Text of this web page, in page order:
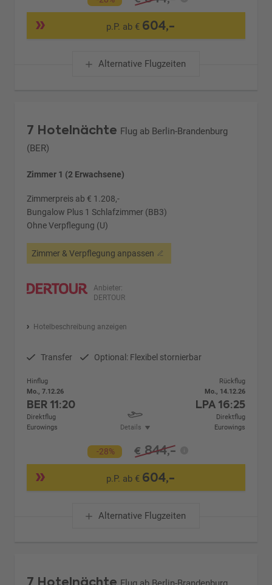
p.P. ab € 604,-
Alternative Flugzeiten
7 Hotelnächte Flug ab Berlin-Brandenburg
(BER)
Zimmer 1 (2 Erwachsene)
Zimmerpreis ab € 1.208,-
Bungalow Plus 1 Schlafzimmer (BB3)
Ohne Verpflegung (U)
Zimmer & Verpflegung anpassen
Anbieter:
DERTOUR
Hotelbeschreibung anzeigen
Transfer Optional: Flexibel stornierbar
Hinflug
Mo., 7.12.26
BER11:20
Direktflug
Eurowings
Details
Rückflug
Mo., 14.12.26
LPA 16:25
Direktflug
Eurowings
-28% € 844,-
p.P. ab € 604,-
Alternative Flugzeiten